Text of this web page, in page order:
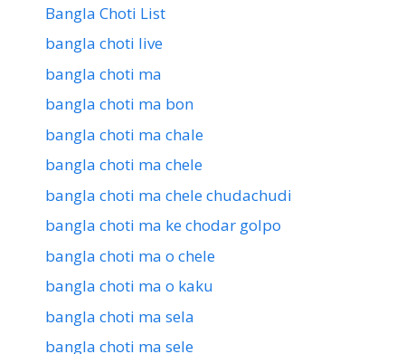
Bangla Choti List
bangla choti live
bangla choti ma
bangla choti ma bon
bangla choti ma chale
bangla choti ma chele
bangla choti ma chele chudachudi
bangla choti ma ke chodar golpo
bangla choti ma o chele
bangla choti ma o kaku
bangla choti ma sela
bangla choti ma sele